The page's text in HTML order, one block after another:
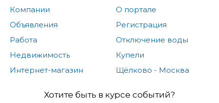
Компании
Объявления
Работа
Недвижимость
Интернет-магазин
О портале
Регистрация
Отключение воды
Купели
Щёлково - Москва
Хотите быть в курсе событий?